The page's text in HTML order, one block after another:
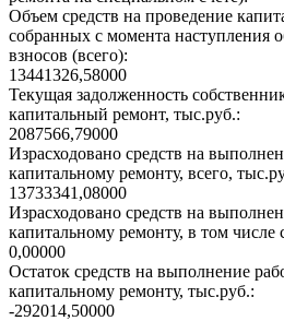
Объем средств на проведение
собранных с момента наступления
взносов (всего):
13441326,58000
Текущая задолженность
капитальный ремонт, тыс.руб.:
2087566,79000
Израсходовано средств на
капитальному ремонту, всего,
13733341,08000
Израсходовано средств на
капитальному ремонту, в том числе
0,00000
Остаток средств на выполнение
капитальному ремонту, тыс.руб.:
-292014,50000